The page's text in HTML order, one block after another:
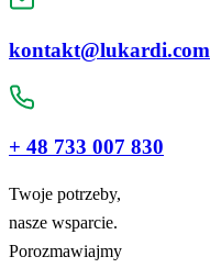
kontakt@lukardi.com
+ 48 733 007 830
Twoje potrzeby,
nasze wsparcie.
Porozmawiajmy